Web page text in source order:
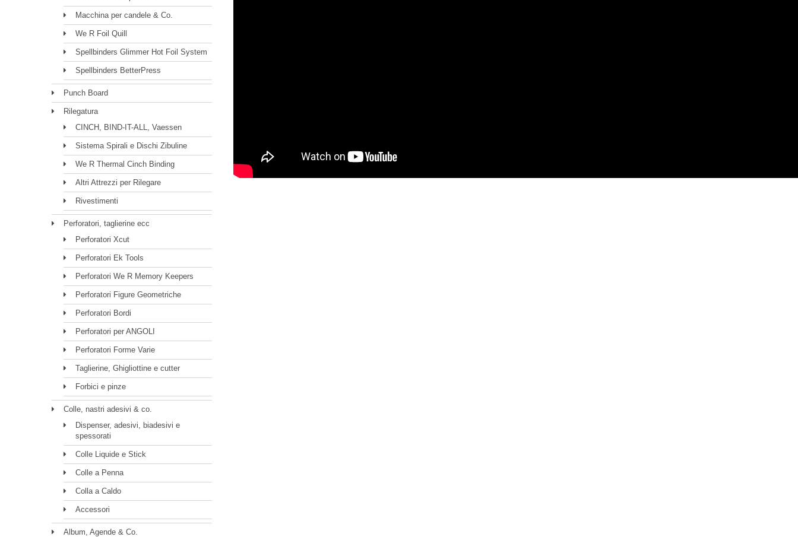
Macchina per candele & Co.
We R Foil Quill
Spellbinders Glimmer Hot Foil System
Spellbinders BetterPress
Punch Board
Rilegatura
CINCH, BIND-IT-ALL, Vaessen
Sistema Spirali e Dischi Zibuline
We R Thermal Cinch Binding
Altri Attrezzi per Rilegare
Rivestimenti
Perforatori, taglierine ecc
Perforatori Xcut
Perforatori Ek Tools
Perforatori We R Memory Keepers
Perforatori Figure Geometriche
Perforatori Bordi
Perforatori per ANGOLI
Perforatori Forme Varie
Taglierine, Ghigliottine e cutter
Forbici e pinze
Colle, nastri adesivi & co.
Dispenser, adesivi, biadesivi e
spessorati
Colle Liquide e Stick
Colle a Penna
Colla a Caldo
Accessori
Album, Agende & Co.